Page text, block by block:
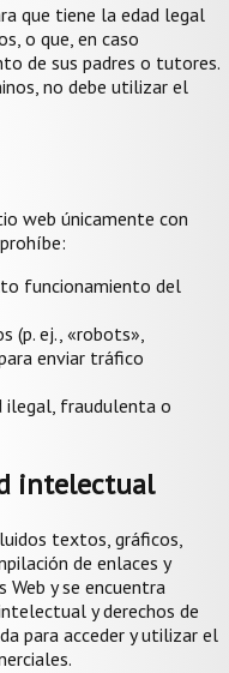
que tiene la edad legal
o que, en caso
de sus padres o tutores.
no debe utilizar el
web únicamente con
funcionamiento del
(p. ej., «robots»,
enviar tráfico
ilegal, fraudulenta o
intelectual
textos, gráficos,
de enlaces y
Web y se encuentra
y derechos de
para acceder y utilizar el